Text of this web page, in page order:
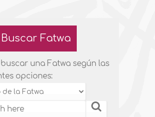
Buscar Fatwa
buscar una Fatwa según las
opciones: